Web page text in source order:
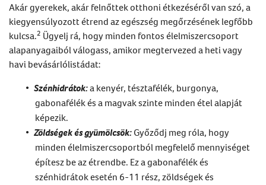
Akár gyerekek, akár felnőttek otthoni étkezéséről van szó, a
kiegyensúlyozott étrend az egészség megőrzésének legfőbb
kulcsa.2 Ügyelj rá, hogy minden fontos élelmiszercsoport
alapanyagaiból válogass, amikor megtervezed a heti vagy
havi bevásárlólistádat:
Szénhidrátok:a kenyér, tésztafélék, burgonya,
gabonafélék és a magvak szinte minden étel alapját
képezik.
Zöldségek és gyümölcsök: Győződj meg róla, hogy
minden élelmiszercsoportból megfelelő mennyiséget
építesz be az étrendbe. Ez a gabonafélék és
szénhidrátok esetén 6-11 rész, zöldségek és